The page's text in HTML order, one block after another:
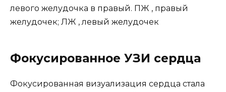
левого желудочка в правый. ПЖ , правый
желудочек; ЛЖ , левый желудочек
Фокусированное УЗИ сердца
Фокусированная визуализация сердца стала